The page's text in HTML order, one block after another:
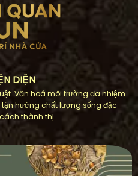
DIỆN
Văn hoá môi trường đa nhiệm
hưởng chất lượng sống đặc
thành thị.